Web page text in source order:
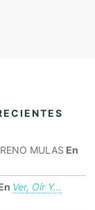
MULAS En
Ver, Oír Y…